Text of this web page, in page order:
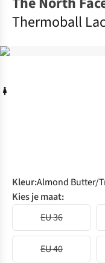
Thermoball
Kleur:Almond Butter/
Kies je maat:
EU 36
EU 40